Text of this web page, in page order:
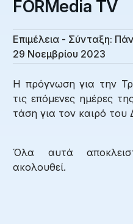
FORMedia TV
Επιμέλεια - Σύνταξη:
29 Νοεμβρίου 2023
Η πρόγνωση για την
τις επόμενες ημέρες
τάση για τον καιρό του
Όλα αυτά
ακολουθεί.